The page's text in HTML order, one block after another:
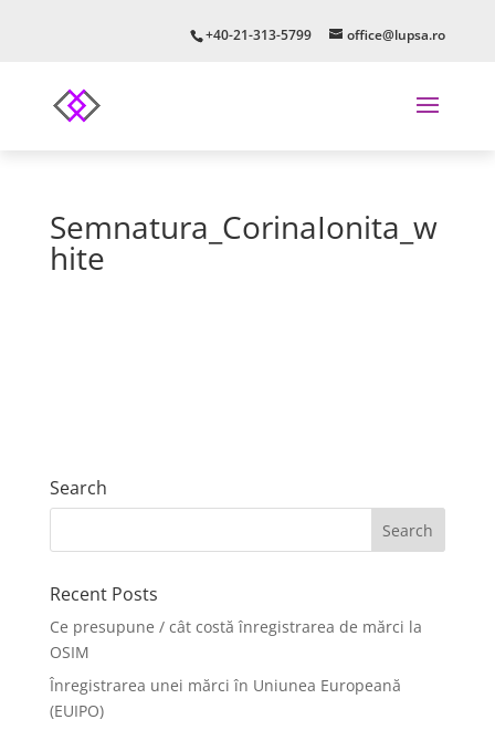
+40-21-313-5799 office@lupsa.ro
Semnatura_CorinaIonita_w
hite
Search
Recent Posts
Ce presupune / cât costă înregistrarea de mărci la
OSIM
Înregistrarea unei mărci în Uniunea Europeană
(EUIPO)